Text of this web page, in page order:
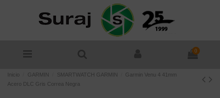
0
Inicio GARMIN SMARTWATCH GARMIN
Garmin Venu 4 41mm
Acero DLC Gris Correa Negra